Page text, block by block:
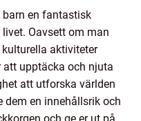
en fantastisk
Oavsett om man
aktiviteter
upptäcka och njuta
att utforska världen
dem en innehållsrik och
och ge er ut på